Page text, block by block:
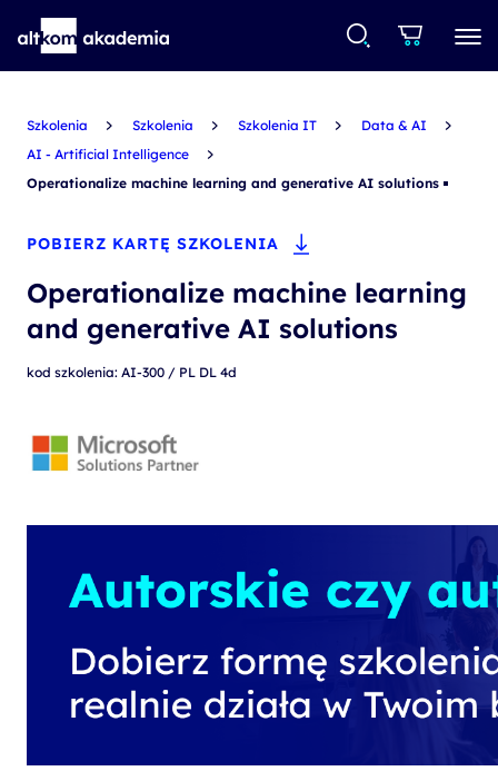
Szkolenia Szkolenia Szkolenia IT
Data & AI
AI - Artificial Intelligence
Operationalize machine learning and generative AI solutions
POBIERZ KARTĘ SZKOLENIA
Operationalize machine learning
and generative AI solutions
kod szkolenia: AI-300 / PL DL 4d